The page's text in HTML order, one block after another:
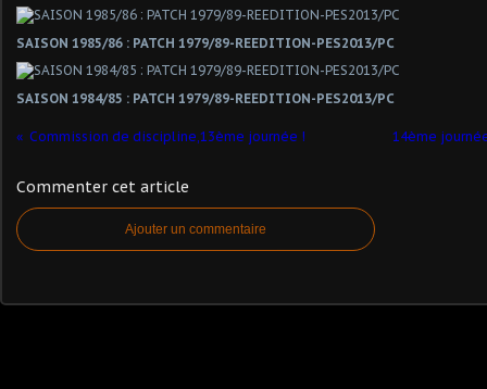
SAISON 1985/86 : PATCH 1979/89-REEDITION-PES2013/PC
SAISON 1984/85 : PATCH 1979/89-REEDITION-PES2013/PC
Commission de discipline,13ème journée ! 14ème
Commenter cet article
Ajouter un commentaire